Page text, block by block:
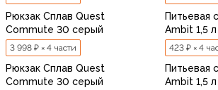
Рюкзак Сплав Quest
Commute 30 серый
3 998 ₽ × 4 части
Рюкзак Сплав Quest
Commute 30 серый
Питьевая
Ambit 1,5 л
423 ₽ × 4
Питьевая
Ambit 1,5 л